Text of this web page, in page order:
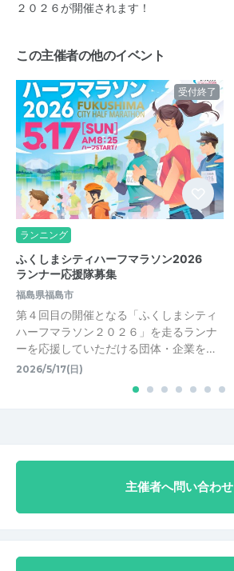
２０２６が開催されます！
この主催者の他のイベント
受付終了
ランニング
ふくしまシティハーフマラソン2026
ランナー応援隊募集
福島県福島市
第４回目の開催となる「ふくしまシティ
ハーフマラソン２０２６」を走るランナ
ーを応援していただける団体・企業を…
2026/5/17(日)
主催者へ問い合わせ